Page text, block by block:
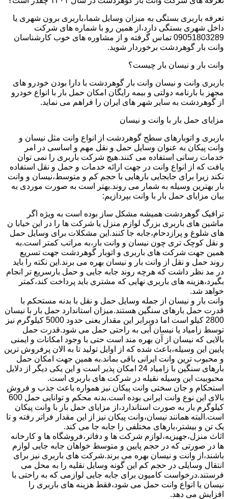
تعرفه باربری بستگی به میزان وسایل شما،باربری برون شهری یا
داخل شهری بستگی دارد،از همین رو با شماره های شرکت
09051803289 تماس گرفته و از مشاوره های خوب کارشناسان
وانت بار گوهردشت برخوردار شوید.
وانت بار و نیسان بار چیست؟
باربری وانت و نیسان وانت بار گوهردشت با دارا بودن خودرو های
مجهز با بارنامه دولتی و بیمه رایگان امکان حمل بار با انواع خودرو
از گوهردشت به سایر شهر های ایران را فراهم می نماید.
مزایای حمل بار با وانت و نیسان
باربری و اتوبارهای سطح گوهردشت از انواع وانت مثل نیسان و
وانت پیکان به عنوان وسایل حمل و نقل مهم و اساسی در امر
خدمات رسانی استفاده می کنند.هیچ شرکت باربری را نمی توان
یافت که از انواع وانت در جهت ارائه خدمات و حمل و نقل استفاده
نکند زیرا برای جابجایی بارهایی با حجم کم و متوسط،نیسان و وانت
بار بهترین وسیله به شمار می روند.بهتر است به صورت موردی به
بیان مزایای حمل بار با وانت بپردازیم:
ترافیک گوهردشت همیشه مشکل ساز بوده است به ویژه اگر
ماشین های باربری بزرگ لوازم منزل یا شرکت ها را در این خیابا ن
های شلوغ و پرازدحام،جابه جا کنند.این مشکلات برای وسایل حمل
و نقل کوچک تری چون نیسان و وانت بار،به مراتب کمتر است.به
همین جهت شرکت های باربری و اتوبار گوهردشت جهت تسریع
روند حمل و نقل از وانت بار و نیسان بهره می برند.این نکته را باید
در مد نظر داشت که هرچه روند جابه جایی و حمل بارسریع تر انجام
بگیرد،هزینه های باربری نهایی که مشتری باید پرداخت کند،کمتر
خواهد شد.
وانت بار و نیسان از جمله وسایل حمل و نقل با بدنه مستحکم با
قدرت حمل بارهای سنگین هستند.میزان استاندارد حمل بار با نیسان
2800 کیلو است اما دوبرابر این مقدار یعنی حدود 5000 کیلوگرم نیز
توسط زامیاد یا نیسان آبی به راحتی حمل می شود.قدرت حمل
بالایی که نیسان از آن بهره مند است حتی با وجود امکانات و ایمنی
پایین این وسیله،باعث شده که از اوایل تولید تا به الان پرفروش ترین
و محبوب ترین وانت ایرانی باقی بماند.به همین جهت امکان حمل
بارهای سنگین با زامیاد 24 امکان پذیر است و این یکی دیگر از دلایل
محبوبیت این وسیله نقیله در شرکت های باربری است.
استحکام و جان سختی وانت پیکان نیز همواره باعث جذب و فروش
بالای این نوع وانت ایرانی بوده است.بدنه محکم و توانایی حمل 600
کیلوگرم بار به صورت استاندارد،از مزایای حمل بار با وانت پیکان
است.البته همانند نیسان،وانت پیکان نیز از این مقدار فراتر رفته و تا
یک تن و بیشتر،بارهای مختلفی را جابه جا می کند.
اثاث منزل،جهیزیه،لوازم شرکت ها و دفاتر،فروشگاه ها و کارخانه
ها در صورتی که در حجم پایین و متوسط خواهان جابه جایی لوازم
باشند،از وانت و نیسان بهره می برند.شرکت های باربری نیز برای
انتقال وسایلی در حجم کم این گونه وسایل نقلیه را به محل می
فرستند.درخواست کامیون برای جابه جایی لوازمی که به راحتی با
نیسان یا انواع وانت حمل می شود،فقط هزینه های باربری را
افزایش می دهد.